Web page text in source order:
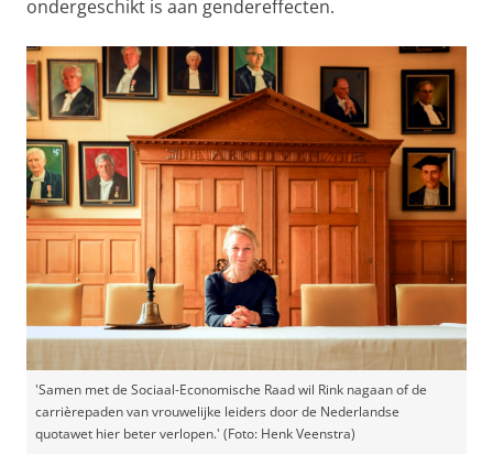
ondergeschikt is aan gendereffecten.
'Samen met de Sociaal-Economische Raad wil Rink nagaan of de
carrièrepaden van vrouwelijke leiders door de Nederlandse
quotawet hier beter verlopen.' (Foto: Henk Veenstra)